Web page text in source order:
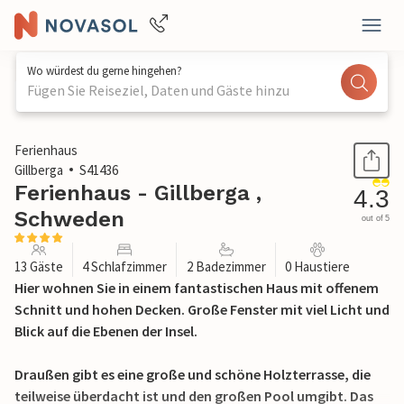
Wo würdest du gerne hingehen?
Fügen Sie Reiseziel, Daten und Gäste hinzu
1 / 31
Ferienhaus
Gillberga
S41436
Ferienhaus - Gillberga ,
Schweden
4.3
out of 5
13 Gäste 4 Schlafzimmer 2 Badezimmer 0 Haustiere
Hier wohnen Sie in einem fantastischen Haus mit offenem
Schnitt und hohen Decken. Große Fenster mit viel Licht und
Blick auf die Ebenen der Insel.
Draußen gibt es eine große und schöne Holzterrasse, die
teilweise überdacht ist und den großen Pool umgibt. Das